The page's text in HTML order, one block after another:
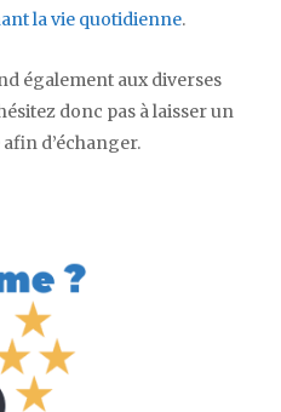
la vie quotidienne.
également aux diverses
donc pas à laisser un
d’échanger.